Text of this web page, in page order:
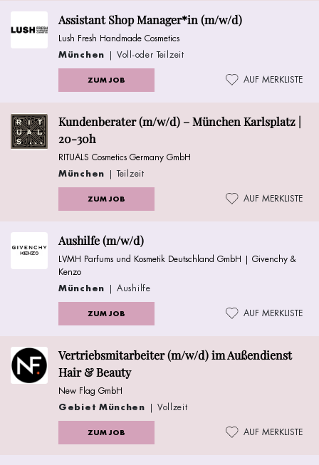
Assistant Shop Manager*in (m/w/d)
Lush Fresh Handmade Cosmetics
München | Voll-oder Teilzeit
ZUM JOB AUF MERKLISTE
Kundenberater (m/w/d) – München Karlsplatz |
20-30h
RITUALS Cosmetics Germany GmbH
München | Teilzeit
ZUM JOB AUF MERKLISTE
Aushilfe (m/w/d)
LVMH Parfums und Kosmetik Deutschland GmbH | Givenchy &
Kenzo
München | Aushilfe
ZUM JOB AUF MERKLISTE
Vertriebsmitarbeiter (m/w/d) im Außendienst
Hair & Beauty
New Flag GmbH
Gebiet München | Vollzeit
ZUM JOB AUF MERKLISTE